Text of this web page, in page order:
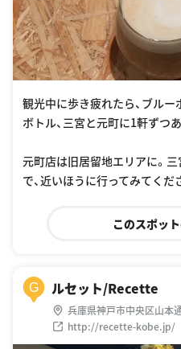
観光中に歩き疲れたら、ブル
ボトル、三宮と元町に1軒ずつあ
元町店は旧居留地エリアに。
で、近いほうに行ってみてくだ
このスポッ
G ルセット/Recette
兵庫県神戸市中央区山本
http://recette-kobe.jp/